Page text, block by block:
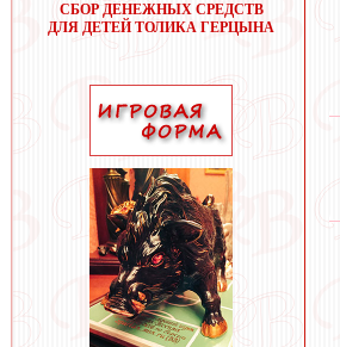
СБОР ДЕНЕЖНЫХ СРЕДСТВ
ДЛЯ ДЕТЕЙ ТОЛИКА ГЕРЦЫНА